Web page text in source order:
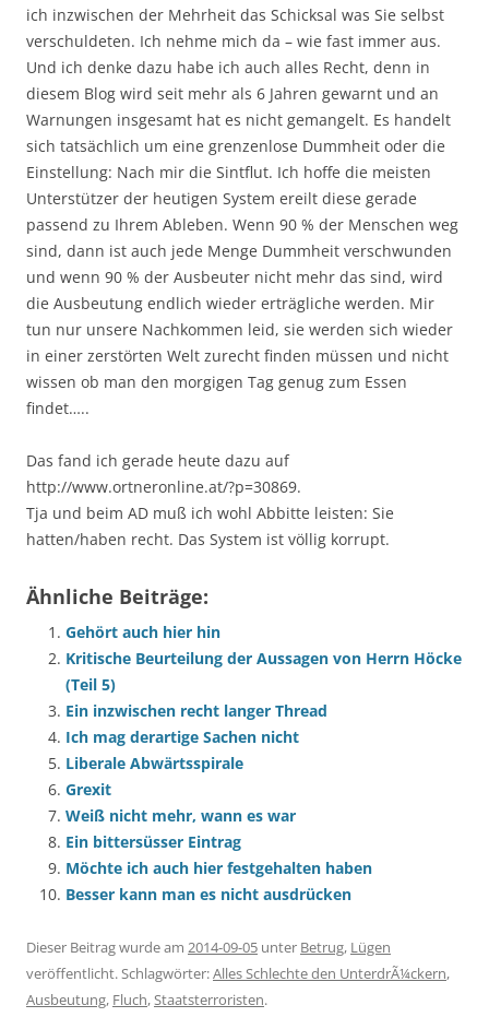
ich inzwischen der Mehrheit das Schicksal was Sie selbst
verschuldeten. Ich nehme mich da – wie fast immer aus.
Und ich denke dazu habe ich auch alles Recht, denn in
diesem Blog wird seit mehr als 6 Jahren gewarnt und an
Warnungen insgesamt hat es nicht gemangelt. Es handelt
sich tatsächlich um eine grenzenlose Dummheit oder die
Einstellung: Nach mir die Sintflut. Ich hoffe die meisten
Unterstützer der heutigen System ereilt diese gerade
passend zu Ihrem Ableben. Wenn 90 % der Menschen weg
sind, dann ist auch jede Menge Dummheit verschwunden
und wenn 90 % der Ausbeuter nicht mehr das sind, wird
die Ausbeutung endlich wieder erträgliche werden. Mir
tun nur unsere Nachkommen leid, sie werden sich wieder
in einer zerstörten Welt zurecht finden müssen und nicht
wissen ob man den morgigen Tag genug zum Essen
findet…..
Das fand ich gerade heute dazu auf
http://www.ortneronline.at/?p=30869.
Tja und beim AD muß ich wohl Abbitte leisten: Sie
hatten/haben recht. Das System ist völlig korrupt.
Ähnliche Beiträge:
Gehört auch hier hin
Kritische Beurteilung der Aussagen von Herrn Höcke
(Teil 5)
Ein inzwischen recht langer Thread
Ich mag derartige Sachen nicht
Liberale Abwärtsspirale
Grexit
Weiß nicht mehr, wann es war
Ein bittersüsser Eintrag
Möchte ich auch hier festgehalten haben
Besser kann man es nicht ausdrücken
Dieser Beitrag wurde am 2014-09-05 unter Betrug, Lügen
veröffentlicht. Schlagwörter:Alles Schlechte den UnterdrÃ¼ckern,
Ausbeutung, Fluch,Staatsterroristen.